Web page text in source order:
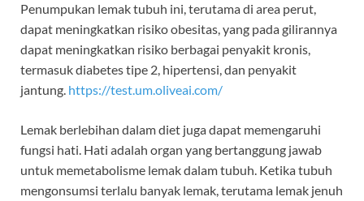
Penumpukan lemak tubuh ini, terutama di area perut,
dapat meningkatkan risiko obesitas, yang pada gilirannya
dapat meningkatkan risiko berbagai penyakit kronis,
termasuk diabetes tipe 2, hipertensi, dan penyakit
jantung. https://test.um.oliveai.com/
Lemak berlebihan dalam diet juga dapat memengaruhi
fungsi hati. Hati adalah organ yang bertanggung jawab
untuk memetabolisme lemak dalam tubuh. Ketika tubuh
mengonsumsi terlalu banyak lemak, terutama lemak jenuh